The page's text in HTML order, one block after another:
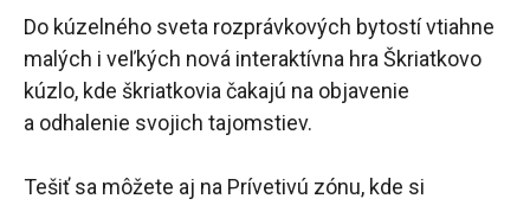
Do kúzelného sveta rozprávkových bytostí vtiahne
malých i veľkých nová interaktívna hra Škriatkovo
kúzlo, kde škriatkovia čakajú na objavenie
a odhalenie svojich tajomstiev.
Tešiť sa môžete aj na Prívetivú zónu, kde si